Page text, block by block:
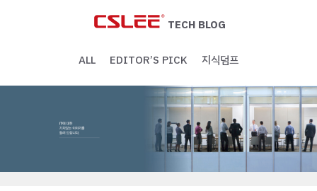
TECH BLOG
ALL EDITOR’S PICK 지식덤프